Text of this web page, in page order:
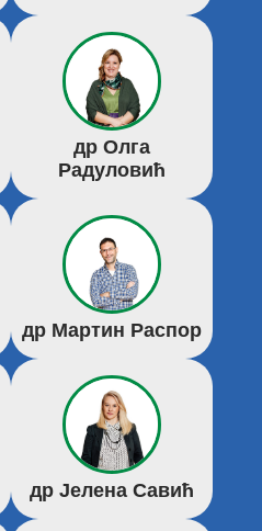
др Олга
Радуловић
др Мартин Распор
др Јелена Савић